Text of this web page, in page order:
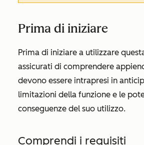
Prima di iniziare
Prima di iniziare a utilizzare
assicurati di comprendere
devono essere intrapresi in
limitazioni della funzione e le
conseguenze del suo utilizzo.
Comprendi i requisiti